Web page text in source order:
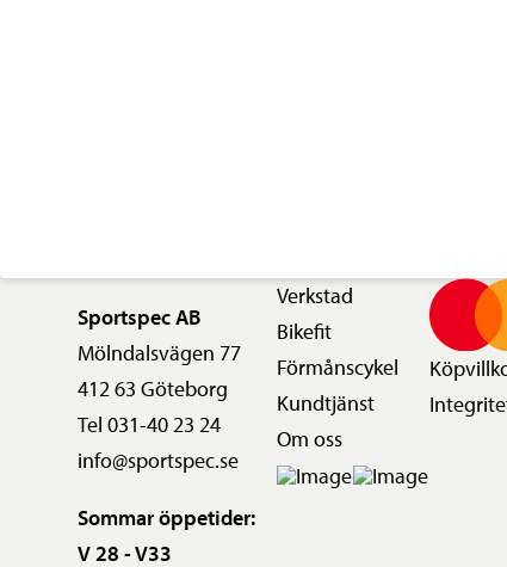
Sportspec AB
Mölndalsvägen 77
412 63 Göteborg
Tel 031-40 23 24
info@sportspec.se
Sommar öppetider:
V 28 - V33
Verkstad
Bikefit
Förmånscykel
Kundtjänst
Om oss